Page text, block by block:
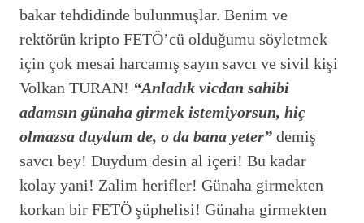
bakar tehdidinde bulunmuşlar. Benim ve
rektörün kripto FETÖ’cü olduğumu söyletmek
için çok mesai harcamış sayın savcı ve sivil kişi
Volkan TURAN! “Anladık vicdan sahibi
adamsın günaha girmek istemiyorsun, hiç
olmazsa duydum de, o da bana yeter” demiş
savcı bey! Duydum desin al içeri! Bu kadar
kolay yani! Zalim herifler! Günaha girmekten
korkan bir FETÖ şüphelisi! Günaha girmekten